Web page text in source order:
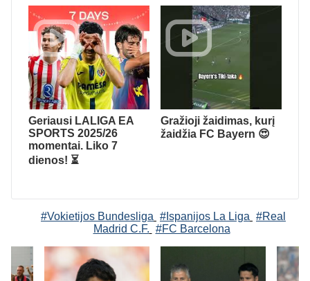
Geriausi LALIGA EA
SPORTS 2025/26
momentai. Liko 7
dienos! ⏳
Gražioji žaidimas, kurį
žaidžia FC Bayern 😍
#Vokietijos Bundesliga #Ispanijos La Liga #Real
Madrid C.F. #FC Barcelona